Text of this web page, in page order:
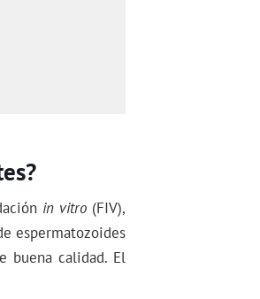
in vitro(FIV),
espermatozoides
buena calidad. El